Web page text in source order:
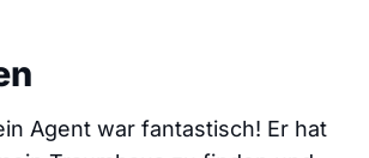
Agent war fantastisch! Er hat